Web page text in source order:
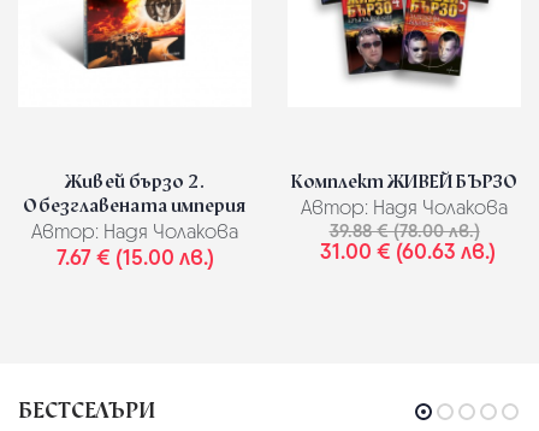
Живей бързо 2.
Обезглавената империя
Автор: Надя Чолакова
7.67 € (15.00 лв.)
Комплект ЖИВЕЙ БЪРЗО
Автор: Надя Чолакова
39.88 € (78.00 лв.)
31.00 € (60.63 лв.)
БЕСТСЕЛЪРИ